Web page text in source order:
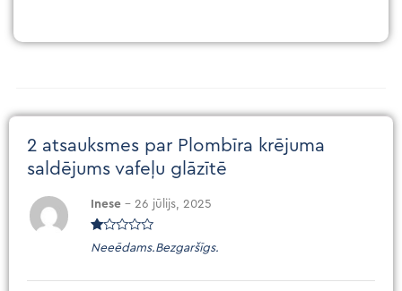
2 atsauksmes par Plombīra krējuma
saldējums vafeļu glāzītē
N
ov
Inese – 26 jūlijs, 2025
Neeēdams.Bezgaršīgs.